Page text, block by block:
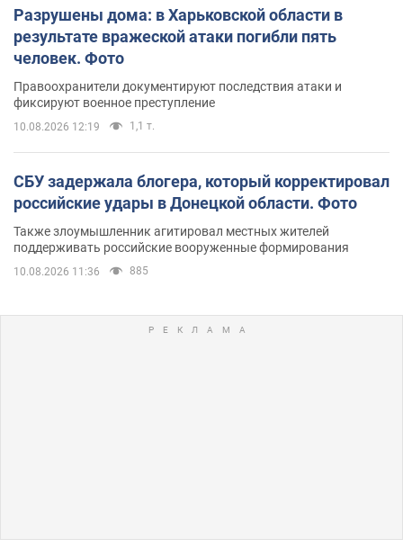
Разрушены дома: в Харьковской области в
результате вражеской атаки погибли пять
человек. Фото
Правоохранители документируют последствия атаки и
фиксируют военное преступление
10.08.2026 12:19 1,1 т.
СБУ задержала блогера, который корректировал
российские удары в Донецкой области. Фото
Также злоумышленник агитировал местных жителей
поддерживать российские вооруженные формирования
10.08.2026 11:36 885